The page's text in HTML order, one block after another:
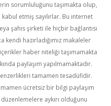
sorumluluğunu taşımakta olup,
etmiş sayılırlar. Bu internet
şahıs şirketi ile hiçbir bağlantısı
kendi hazırladığımız makaleler
haber niteliği taşımamakta
paylaşım yapılmamaktadır.
tamamen tesadüfidir.
ücretsiz bir bilgi paylaşım
aykırı olduğunu